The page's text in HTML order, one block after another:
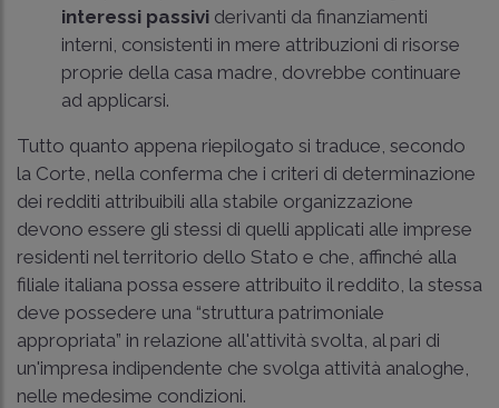
interessi passivi derivanti da finanziamenti
interni, consistenti in mere attribuzioni di risorse
proprie della casa madre, dovrebbe continuare
ad applicarsi.
Tutto quanto appena riepilogato si traduce, secondo
la Corte, nella conferma che i criteri di determinazione
dei redditi attribuibili alla stabile organizzazione
devono essere gli stessi di quelli applicati alle imprese
residenti nel territorio dello Stato e che, affinché alla
filiale italiana possa essere attribuito il reddito, la stessa
deve possedere una “struttura patrimoniale
appropriata” in relazione all'attività svolta, al pari di
un'impresa indipendente che svolga attività analoghe,
nelle medesime condizioni.